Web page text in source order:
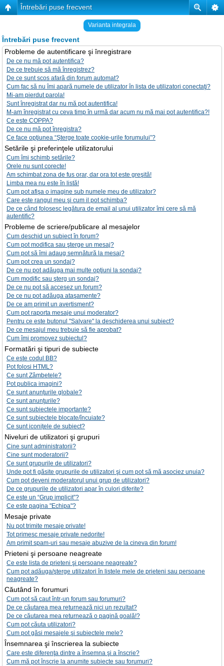
Întrebări puse frecvent
Varianta integrala
Întrebări puse frecvent
Probleme de autentificare şi înregistrare
De ce nu mă pot autentifica?
De ce trebuie să mă înregistrez?
De ce sunt scos afară din forum automat?
Cum fac să nu îmi apară numele de utilizator în lista de utilizatori conectaţi?
Mi-am pierdut parola!
Sunt înregistrat dar nu mă pot autentifica!
M-am înregistrat cu ceva timp în urmă dar acum nu mă mai pot autentifica?!
Ce este COPPA?
De ce nu mă pot înregistra?
Ce face opţiunea “Şterge toate cookie-urile forumului”?
Setările şi preferinţele utilizatorului
Cum îmi schimb setările?
Orele nu sunt corecte!
Am schimbat zona de fus orar, dar ora tot este greşită!
Limba mea nu este în listă!
Cum pot afişa o imagine sub numele meu de utilizator?
Care este rangul meu şi cum il pot schimba?
De ce când folosesc legătura de email al unui utilizator îmi cere să mă
autentific?
Probleme de scriere/publicare al mesajelor
Cum deschid un subiect în forum?
Cum pot modifica sau şterge un mesaj?
Cum pot să îmi adaug semnătură la mesaj?
Cum pot crea un sondaj?
De ce nu pot adăuga mai multe opţiuni la sondaj?
Cum modific sau şterg un sondaj?
De ce nu pot să accesez un forum?
De ce nu pot adăuga ataşamente?
De ce am primit un avertisment?
Cum pot raporta mesaje unui moderator?
Pentru ce este butonul "Salvare" la deschiderea unui subiect?
De ce mesajul meu trebuie să fie aprobat?
Cum îmi promovez subiectul?
Formatări şi tipuri de subiecte
Ce este codul BB?
Pot folosi HTML?
Ce sunt Zâmbetele?
Pot publica imagini?
Ce sunt anunţurile globale?
Ce sunt anunţurile?
Ce sunt subiectele importante?
Ce sunt subiectele blocate/încuiate?
Ce sunt iconiţele de subiect?
Niveluri de utilizatori şi grupuri
Cine sunt administratorii?
Cine sunt moderatorii?
Ce sunt grupurile de utilizatori?
Unde pot fi găsite grupurile de utilizatori şi cum pot să mă asociez unuia?
Cum pot deveni moderatorul unui grup de utilizatori?
De ce grupurile de utilizatori apar în culori diferite?
Ce este un “Grup implicit”?
Ce este pagina "Echipa"?
Mesaje private
Nu pot trimite mesaje private!
Tot primesc mesaje private nedorite!
Am primit spam-uri sau mesaje abuzive de la cineva din forum!
Prieteni şi persoane neagreate
Ce este lista de prieteni şi persoane neagreate?
Cum pot adăuga/şterge utilizatori în listele mele de prieteni sau persoane
neagreate?
Căutând în forumuri
Cum pot să caut într-un forum sau forumuri?
De ce căutarea mea returnează nici un rezultat?
De ce căutarea mea returnează o pagină goală!?
Cum pot căuta utilizatori?
Cum pot găsi mesajele şi subiectele mele?
Însemnarea şi înscrierea la subiecte
Care este diferenţa dintre a însemna şi a înscrie?
Cum mă pot înscrie la anumite subiecte sau forumuri?